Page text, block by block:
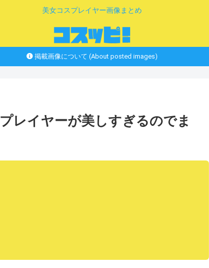
美女コスプレイヤー画像まとめ
掲載画像について (About posted images)
レイヤーが美しすぎるのでま